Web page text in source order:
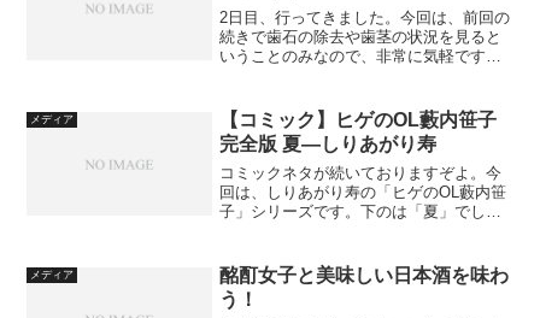
2日目、行ってきました。今回は、前回の
続きで歯石の除去や歯茎の状況を見ると
いうことのみなので、非常に気軽です。
だ、時間が遅めでしたので昼食は早めに
採り、しっかり歯も磨い...
メディア
【コミック】ヒゲのOL藪内笹子
完全版 夏―しりあがり寿
コミックネタが続いておりますぞよ。今
回は、しりあがり寿の「ヒゲのOL藪内笹
子」シリーズです。下のは「夏」でし
て何？ ヒゲのOL藪内笹子 完全版 夏 (ビ
ームコミック...
メディア
酩酊女子と美味しい日本酒を味わ
う！